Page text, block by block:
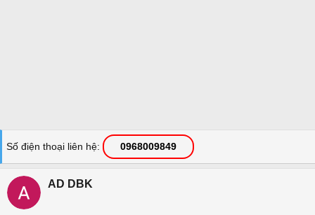
Số điện thoại liên hệ 0968009849
AD DBK